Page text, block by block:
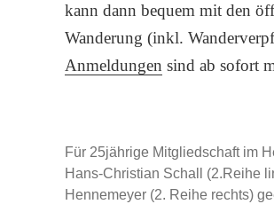
kann dann bequem mit den
Wanderung (inkl.
Anmeldungen sind ab sofort
Für 25jährige Mitgliedschaft im
Hans-Christian Schall (2.Reihe
Hennemeyer (2. Reihe rechts)